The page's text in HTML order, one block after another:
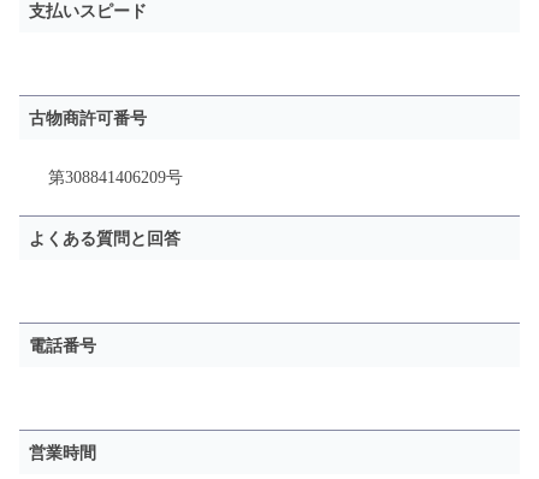
支払いスピード
古物商許可番号
第308841406209号
よくある質問と回答
電話番号
営業時間